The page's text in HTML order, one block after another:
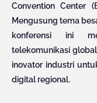
Convention Center
Mengusung tema
konferensi ini
telekomunikasi
inovator industri
digital regional.